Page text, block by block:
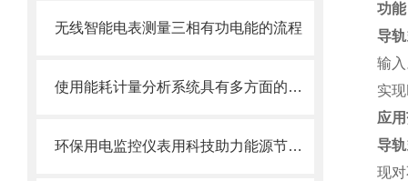
无线智能电表测量三相有功电能的流程
使用能耗计量分析系统具有多方面的重要意义
环保用电监控仪表用科技助力能源节约与环境保护
功
导
输
实
应
导
现